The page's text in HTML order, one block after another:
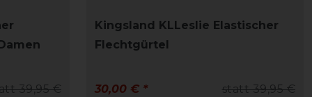
39,95 €
Kingsland KLLeslie Elastischer
Flechtgürtel
statt 39,95 €
30,00 € *